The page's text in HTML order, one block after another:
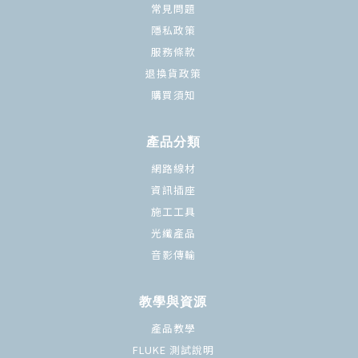
常見問題
隱私政策
服務條款
退換貨政策
購買須知
產品分類
網路線材
資訊插座
施工工具
光纖產品
音影傳輸
教學與資源
產品教學
FLUKE 測試說明